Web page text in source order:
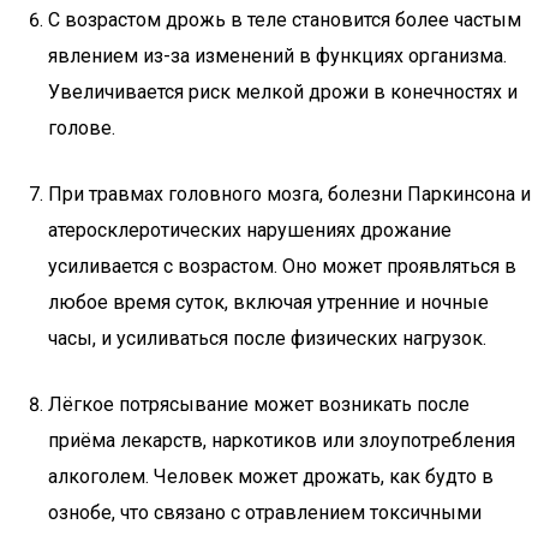
С возрастом дрожь в теле становится более частым
явлением из-за изменений в функциях организма.
Увеличивается риск мелкой дрожи в конечностях и
голове.
При травмах головного мозга, болезни Паркинсона и
атеросклеротических нарушениях дрожание
усиливается с возрастом. Оно может проявляться в
любое время суток, включая утренние и ночные
часы, и усиливаться после физических нагрузок.
Лёгкое потрясывание может возникать после
приёма лекарств, наркотиков или злоупотребления
алкоголем. Человек может дрожать, как будто в
ознобе, что связано с отравлением токсичными